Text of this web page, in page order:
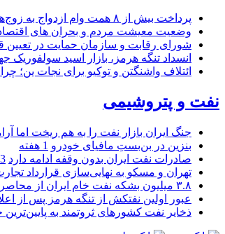
پرداخت بیش از ۸ همت وام ازدواج به زوج‌های جوان توسط بانک ملی ایران
وضعیت معیشت مردم و بحران های اقتصادی
شورای رقابت و سازمان حمایت در تعیین
انسداد تنگه هرمز، بازار اسید سولفوریک
ائتلاف واشنگتن و توکیو برای نجات ین؛
نفت و پتروشیمی
جنگ ایران بازار نفت را به هم ریخت اما
بنزین در بن‌بستِ مافیای خودرو 1 هفته
صادرات نفت ایران بدون وقفه ادامه دارد 3 هفته
تهران و مسکو به نهایی‌سازی قرارداد
۳.۸ میلیون بشکه نفت خام ایران از محاصره آمریکا عبور کرد
عبور اولین نفتکش از تنگه هرمز پس از
ذخایر نفت کشورهای ثروتمند به پایین‌ترین حد در ۲۳ سال